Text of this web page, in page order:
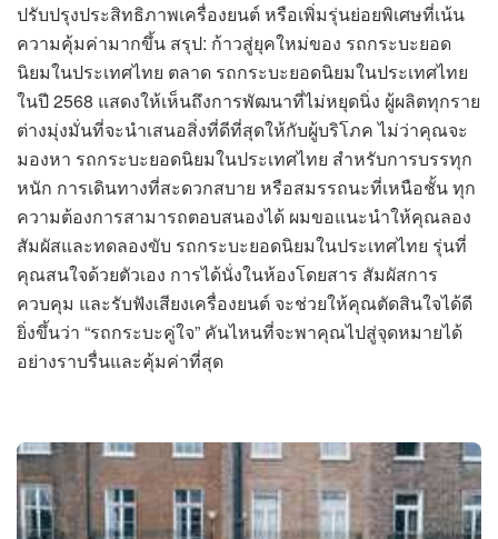
ปรับปรุงประสิทธิภาพเครื่องยนต์ หรือเพิ่มรุ่นย่อยพิเศษที่เน้น
ความคุ้มค่ามากขึ้น สรุป: ก้าวสู่ยุคใหม่ของ รถกระบะยอด
นิยมในประเทศไทย ตลาด รถกระบะยอดนิยมในประเทศไทย
ในปี 2568 แสดงให้เห็นถึงการพัฒนาที่ไม่หยุดนิ่ง ผู้ผลิตทุกราย
ต่างมุ่งมั่นที่จะนำเสนอสิ่งที่ดีที่สุดให้กับผู้บริโภค ไม่ว่าคุณจะ
มองหา รถกระบะยอดนิยมในประเทศไทย สำหรับการบรรทุก
หนัก การเดินทางที่สะดวกสบาย หรือสมรรถนะที่เหนือชั้น ทุก
ความต้องการสามารถตอบสนองได้ ผมขอแนะนำให้คุณลอง
สัมผัสและทดลองขับ รถกระบะยอดนิยมในประเทศไทย รุ่นที่
คุณสนใจด้วยตัวเอง การได้นั่งในห้องโดยสาร สัมผัสการ
ควบคุม และรับฟังเสียงเครื่องยนต์ จะช่วยให้คุณตัดสินใจได้ดี
ยิ่งขึ้นว่า “รถกระบะคู่ใจ” คันไหนที่จะพาคุณไปสู่จุดหมายได้
อย่างราบรื่นและคุ้มค่าที่สุด